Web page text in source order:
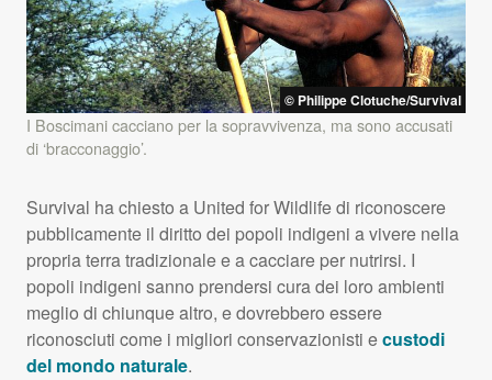
© Philippe Clotuche/Survival
I Boscimani cacciano per la sopravvivenza, ma sono accusati
di ‘bracconaggio’.
Survival ha chiesto a United for Wildlife di riconoscere
pubblicamente il diritto dei popoli indigeni a vivere nella
propria terra tradizionale e a cacciare per nutrirsi. I
popoli indigeni sanno prendersi cura dei loro ambienti
meglio di chiunque altro, e dovrebbero essere
riconosciuti come i migliori conservazionisti ecustodi
del mondo naturale.